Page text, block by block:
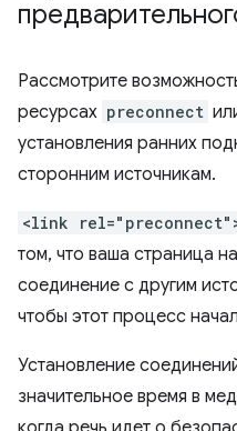
Рассмотрите
ресурсах preconnect
установления ранних
сторонним источникам.
<link
том, что ваша страница
соединение с другим
чтобы этот процесс
Установление
значительное время в